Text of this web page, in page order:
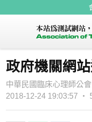
政府機關網
中華民國臨床心理師公
2018-12-24 19:03:57 ‧